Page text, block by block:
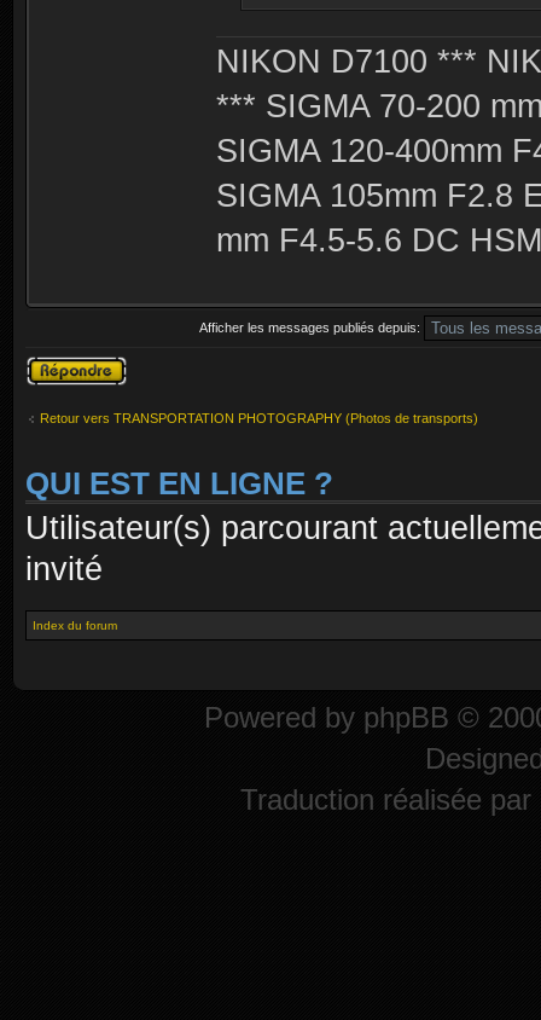
NIKON D7100 ***
*** SIGMA 70-200
SIGMA 120-400mm
SIGMA 105mm F2.8
mm F4.5-5.6 DC
Afficher les messages publiés depuis:
Publier une
réponse
Retour vers TRANSPORTATION PHOTOGRAPHY (Photos de transports)
QUI EST EN LIGNE ?
Utilisateur(s) parcourant
invité
Index du forum
Powered by phpBB ©
Traduction réalisée par